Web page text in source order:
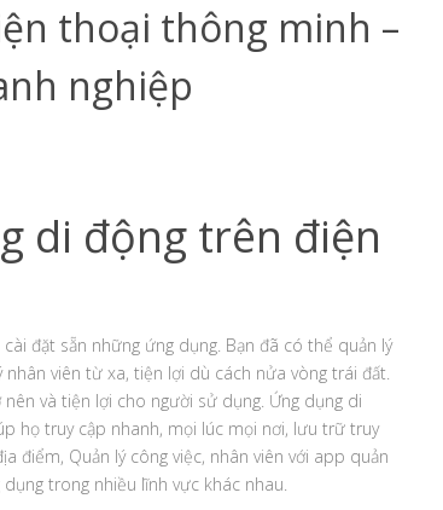
thoại thông minh –
nghiệp
di động trên điện
đặt sẵn những ứng dụng. Bạn đã có thể quản lý
viên từ xa, tiện lợi dù cách nửa vòng trái đất.
nên và tiện lợi cho người sử dụng. Ứng dụng di
họ truy cập nhanh, mọi lúc mọi nơi, lưu trữ truy
điểm, Quản lý công việc, nhân viên với app quản
trong nhiều lĩnh vực khác nhau.